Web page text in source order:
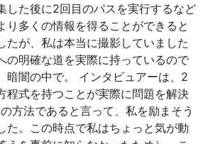
した後に2回目のパスを実行するなど
り多くの情報を得ることができると
たが、私は本当に撮影していました
の明確な道を実際に持っているので
暗闇の中で。 インタビュアーは、2
程式を持つことが実際に問題を解決
方法であると言って、私を励まそう
た。この時点で私はちょっと気が動